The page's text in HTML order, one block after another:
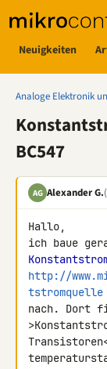
Neuigkeiten
Analoge Elektronik
BC547
AG Alexander G.
Hallo,
http://
tstromquelle
nach. Dort